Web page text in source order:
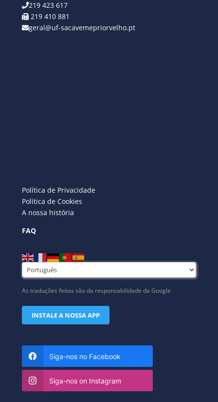
219 423 617
219 410 881
geral@uf-sacavemepriorvelho.pt
Política de Privacidade
Política de Cookies
A nossa história
FAQ
As traduções feitas são da responsabilidade da Google
INSTALE A NOSSA APP
Siga-nos no Facebook
Siga-nos on Instagram